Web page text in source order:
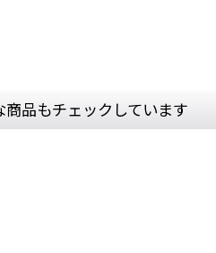
品もチェックしています